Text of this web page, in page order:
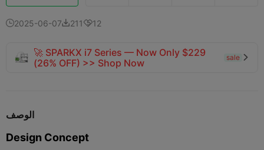
2025-06-0721112
🚀 SPARKX i7 Series — Now Only $229
(26% OFF) >> Shop Now
sale 
الوصف
Design Concept